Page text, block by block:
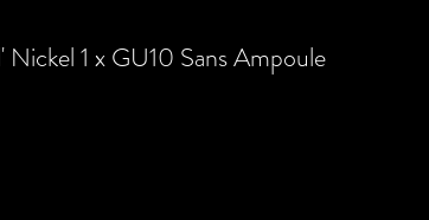
1 x GU10 Sans Ampoule